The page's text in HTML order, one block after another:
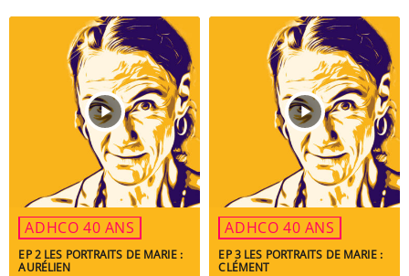
play_arrow
ADHCO 40 ANS
EP 2 LES PORTRAITS DE MARIE :
AURÉLIEN
play_arrow
ADHCO 40 ANS
EP 3 LES PORTRAITS DE MARIE :
CLÉMENT